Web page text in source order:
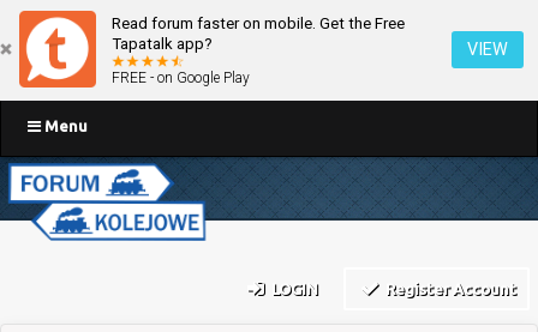
Read forum faster on mobile. Get the Free
Tapatalk app?
FREE - on Google Play
VIEW
Menu
LOGIN Register Account